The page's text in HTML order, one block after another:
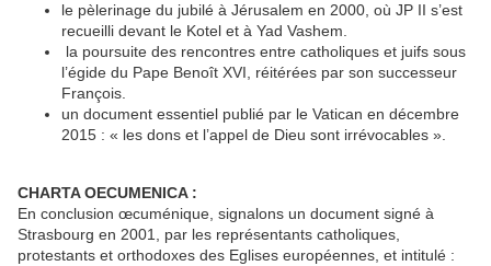
le pèlerinage du jubilé à Jérusalem en 2000, où JP II s’est
recueilli devant le Kotel et à Yad Vashem.
la poursuite des rencontres entre catholiques et juifs sous
l’égide du Pape Benoît XVI, réitérées par son successeur
François.
un document essentiel publié par le Vatican en décembre
2015 : « les dons et l’appel de Dieu sont irrévocables ».
CHARTA OECUMENICA :
En conclusion œcuménique, signalons un document signé à
Strasbourg en 2001, par les représentants catholiques,
protestants et orthodoxes des Eglises européennes, et intitulé :